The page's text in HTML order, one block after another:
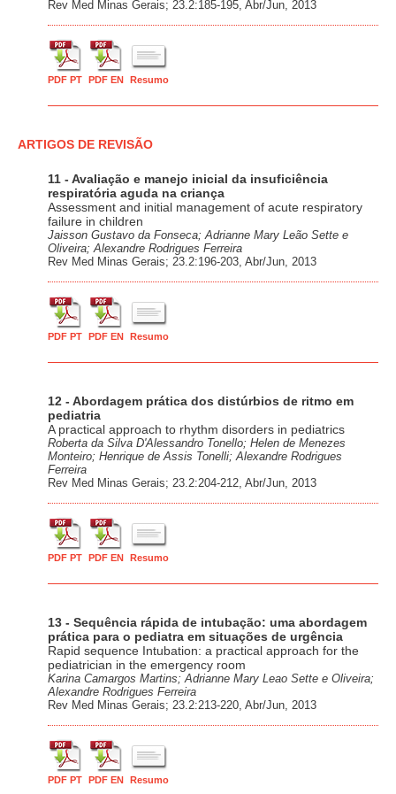
Rev Med Minas Gerais; 23.2:185-195, Abr/Jun, 2013
PDF PT PDF EN Resumo
ARTIGOS DE REVISÃO
11 - Avaliação e manejo inicial da insuficiência
respiratória aguda na criança
Assessment and initial management of acute respiratory
failure in children
Jaisson Gustavo da Fonseca; Adrianne Mary Leão Sette e
Oliveira; Alexandre Rodrigues Ferreira
Rev Med Minas Gerais; 23.2:196-203, Abr/Jun, 2013
PDF PT PDF EN Resumo
12 - Abordagem prática dos distúrbios de ritmo em
pediatria
A practical approach to rhythm disorders in pediatrics
Roberta da Silva D'Alessandro Tonello; Helen de Menezes
Monteiro; Henrique de Assis Tonelli; Alexandre Rodrigues
Ferreira
Rev Med Minas Gerais; 23.2:204-212, Abr/Jun, 2013
PDF PT PDF EN Resumo
13 - Sequência rápida de intubação: uma abordagem
prática para o pediatra em situações de urgência
Rapid sequence Intubation: a practical approach for the
pediatrician in the emergency room
Karina Camargos Martins; Adrianne Mary Leao Sette e Oliveira;
Alexandre Rodrigues Ferreira
Rev Med Minas Gerais; 23.2:213-220, Abr/Jun, 2013
PDF PT PDF EN Resumo